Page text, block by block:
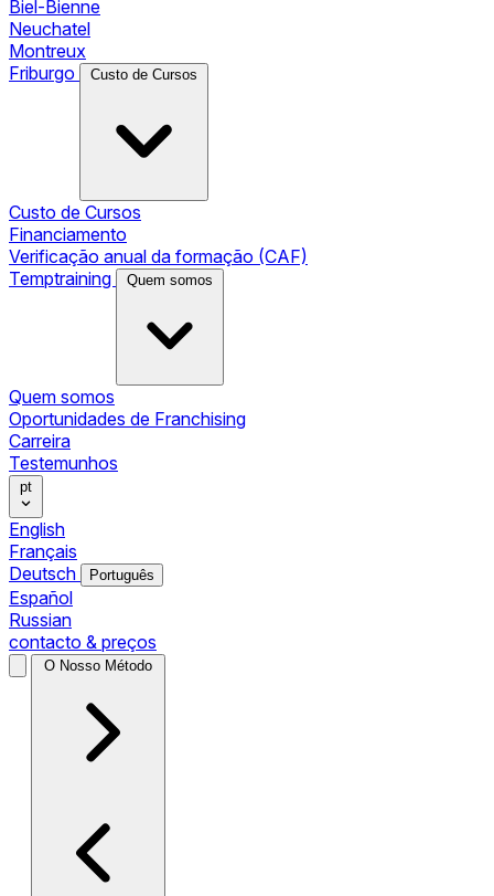
Biel-Bienne
Neuchatel
Montreux
Friburgo
Custo de Cursos
Custo de Cursos
Financiamento
Verificação anual da formação (CAF)
Temptraining
Quem somos
Quem somos
Oportunidades de Franchising
Carreira
Testemunhos
pt
English
Français
Deutsch
Português
Español
Russian
contacto & preços
O Nosso Método